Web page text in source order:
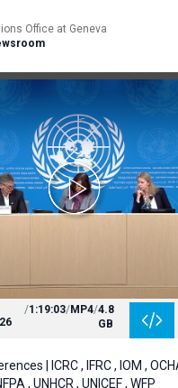
Office at Geneva
/1:19:03/MP4/4.8
GB
| ICRC , IFRC , IOM ,
, UNHCR , UNICEF , WFP